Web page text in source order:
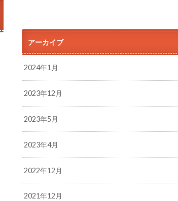
アーカイブ
2024年1月
2023年12月
2023年5月
2023年4月
2022年12月
2021年12月